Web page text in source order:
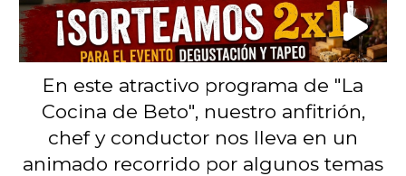
En este atractivo programa de "La
Cocina de Beto", nuestro anfitrión,
chef y conductor nos lleva en un
animado recorrido por algunos temas